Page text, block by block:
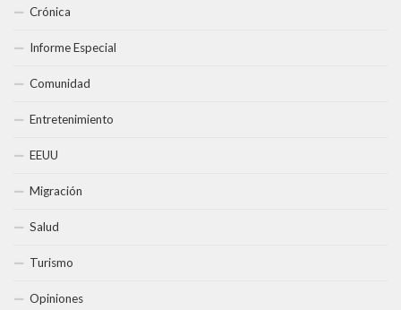
Crónica
Informe Especial
Comunidad
Entretenimiento
EEUU
Migración
Salud
Turismo
Opiniones